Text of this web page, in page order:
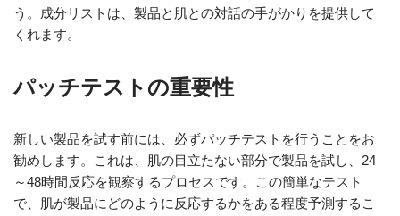
う。成分リストは、製品と肌との対話の手がかりを提供して
くれます。
パッチテストの重要性
新しい製品を試す前には、必ずパッチテストを行うことをお
勧めします。これは、肌の目立たない部分で製品を試し、24
～48時間反応を観察するプロセスです。この簡単なテスト
で、肌が製品にどのように反応するかをある程度予測するこ